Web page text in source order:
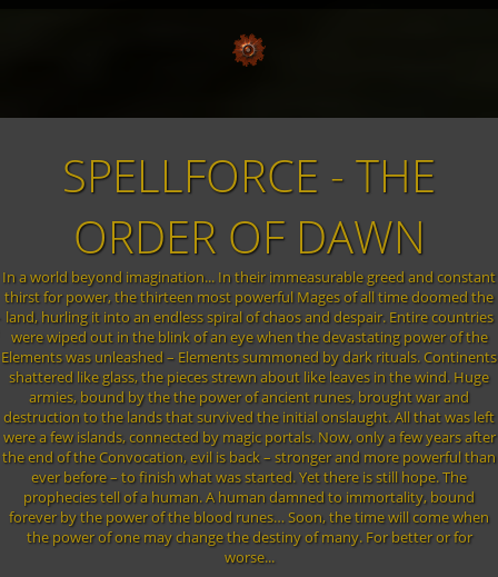
SPELLFORCE - THE
ORDER OF DAWN
In a world beyond imagination... In their immeasurable greed and constant
thirst for power, the thirteen most powerful Mages of all time doomed the
land, hurling it into an endless spiral of chaos and despair. Entire countries
were wiped out in the blink of an eye when the devastating power of the
Elements was unleashed – Elements summoned by dark rituals. Continents
shattered like glass, the pieces strewn about like leaves in the wind. Huge
armies, bound by the the power of ancient runes, brought war and
destruction to the lands that survived the initial onslaught. All that was left
were a few islands, connected by magic portals. Now, only a few years after
the end of the Convocation, evil is back – stronger and more powerful than
ever before – to finish what was started. Yet there is still hope. The
prophecies tell of a human. A human damned to immortality, bound
forever by the power of the blood runes… Soon, the time will come when
the power of one may change the destiny of many. For better or for
worse...